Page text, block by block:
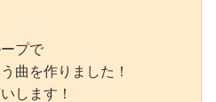
プで
曲を作りました！
します！